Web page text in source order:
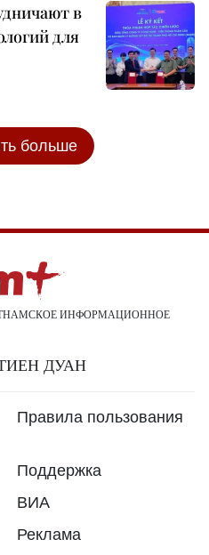
в
для
больше
ИНФОРМАЦИОННОЕ
ТИЕН ДУАН
Правила пользования
Поддержка
ВИА
Реклама